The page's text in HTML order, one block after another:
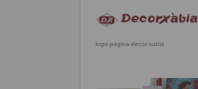
logo-pagina-decor-xabia